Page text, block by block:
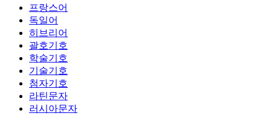
프랑스어
독일어
히브리어
괄호기호
학술기호
기술기호
첨자기호
라틴문자
러시아문자